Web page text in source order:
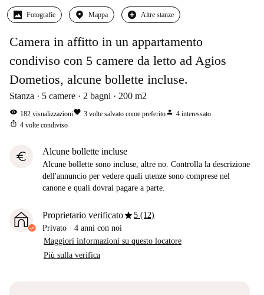
Fotografie Mappa Altre stanze
Camera in affitto in un appartamento
condiviso con 5 camere da letto ad Agios
Dometios, alcune bollette incluse.
Stanza 5 camere 2 bagni 200 m2
visibility 182 visualizzazionifavorite 3 volte salvato come preferitoperson 4 interessato
ios_share 4 volte condiviso
euro Alcune bollette incluse
Alcune bollette sono incluse, altre no. Controlla la descrizione
dell'annuncio per vedere quali utenze sono comprese nel
canone e quali dovrai pagare a parte.
Proprietario verificatostar5 (12)
Privato · 4 anni con noi
Maggiori informazioni su questo locatore
Più sulla verifica